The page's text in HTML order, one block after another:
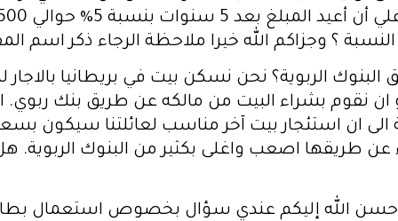
؟ وجزاكم الله خيرا ملاحظة الرجاء ذكر اسم
الربوية؟ نحن نسكن بيت في بريطانيا بالاجار
ان نقوم بشراء البيت من مالكه عن طريق بنك
الى ان استئجار بيت آخر مناسب لعائلتنا سيكون
طريقها اصعب واغلى بكثير من البنوك الربوية. هل
أحسن الله إليكم عندي سؤال بخصوص استعمال